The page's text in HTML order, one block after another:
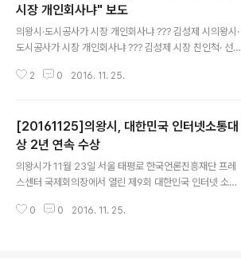
시장 개인회사냐" 보도
의왕시·도시공사가 시장 개인회사냐 ??? 김성제 시의왕시·
도시공사가 시장 개인회사냐 ??? 김성제 시장 친인척· 선거
사자들 “시장과 무관, 정상적 취업” 경기도 의왕시와 산하
확인됐다. 당사자들은 대부분 시장과 무관하며, 공채 등 정
상적인 절차를 거쳐 채용됐다고 해명하지만 시민단체는 감
사원 감사 등 진상규명이 필요하다는 입장이어서 파장이
예상된다. 22일 내일신문이 의왕시와 의왕도시공사 등을
주도하는 도시개발사업 시행사인 ‘백운의아침AMC’(백운
2 0 2016. 11. 25.
[20161125]의왕시, 대한민국 인터넷소통대
상 2년 연속 수상
의왕시가 11월 23일 서울 태평로 한국언론진흥재단 프레
스센터 국제회의장에서 열린 제9회 대한민국 인터넷 소통
속으로 수상했다. 한국인터넷소통협회가 주최하고 미래창
0 0 2016. 11. 25.